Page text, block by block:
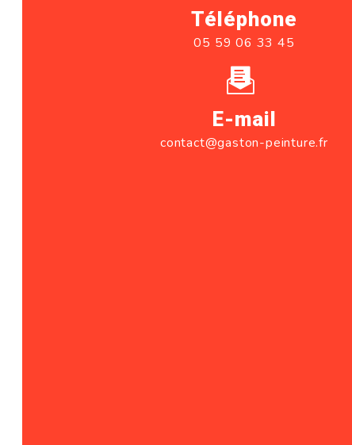
Téléphone
05 59 06 33 45
E-mail
contact@gaston-peinture.fr